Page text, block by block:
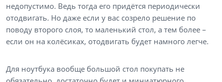
недопустимо. Ведь тогда его придётся периодически
отодвигать. Но даже если у вас созрело решение по
поводу второго слоя, то маленький стол, а тем более –
если он на колёсиках, отодвигать будет намного легче.
Для ноутбука вообще большой стол покупать не